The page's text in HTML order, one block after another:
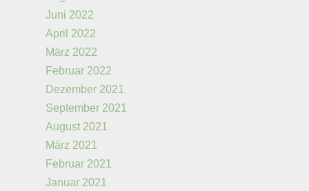
Juni 2022
April 2022
März 2022
Februar 2022
Dezember 2021
September 2021
August 2021
März 2021
Februar 2021
Januar 2021